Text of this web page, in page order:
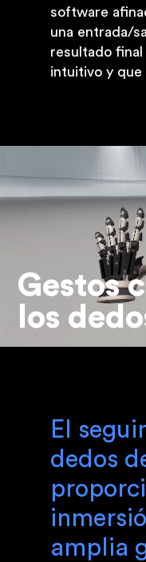
software
una entrada/
resultado final
intuitivo y que
Gestos
los
El
dedos
amplia